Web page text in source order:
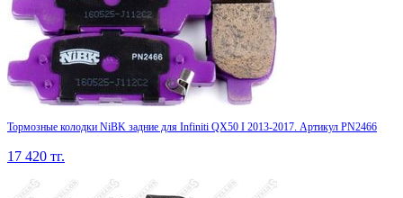
Тормозные колодки NiBK задние для Infiniti QX50 I 2013-2017. Артикул PN2466
17 420 тг.